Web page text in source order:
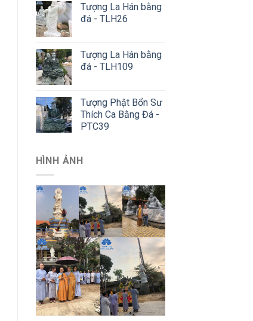
Tượng La Hán bằng
đá - TLH26
Tượng La Hán bằng
đá - TLH109
Tượng Phật Bổn Sư
Thích Ca Bằng Đá -
PTC39
HÌNH ẢNH